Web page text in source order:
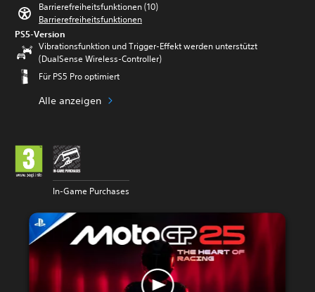
Barrierefreiheitsfunktionen (10)
Barrierefreiheitsfunktionen
PS5-Version
Vibrationsfunktion und Trigger-Effekt werden unterstützt
(DualSense Wireless-Controller)
Für PS5 Pro optimiert
Alle anzeigen
In-Game Purchases